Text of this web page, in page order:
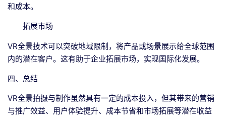
和成本。
拓展市场
VR全景技术可以突破地域限制，将产品或场景展示给全球范围
内的潜在客户。这有助于企业拓展市场，实现国际化发展。
四、总结
VR全景拍摄与制作虽然具有一定的成本投入，但其带来的营销
与推广效益、用户体验提升、成本节省和市场拓展等潜在收益